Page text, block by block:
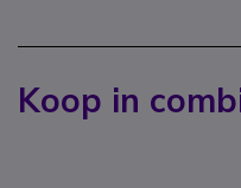
Koop in